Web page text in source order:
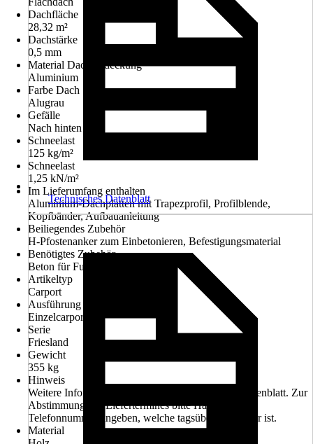
Dachfläche
28,32 m²
Dachstärke
0,5 mm
Material Dacheindeckung
Aluminium
Farbe Dach
Alugrau
Gefälle
Nach hinten
Schneelast
125 kg/m²
Schneelast
1,25 kN/m²
Im Lieferumfang enthalten
Aluminium-Dachplatten mit Trapezprofil, Profilblende,
Kopfbänder, Aufbauanleitung
Beiliegendes Zubehör
H-Pfostenanker zum Einbetonieren, Befestigungsmaterial
Benötigtes Zubehör
Beton für Fundament
Artikeltyp
Carport
Ausführung
Einzelcarport
Serie
Friesland
Gewicht
355 kg
Hinweis
Weitere Informationen entnehmen Sie bitte dem Datenblatt. Zur
Abstimmung des Liefertermines bitte Handy- oder
Telefonnummer angeben, welche tagsüber erreichbar ist.
Material
Technisches Datenblatt